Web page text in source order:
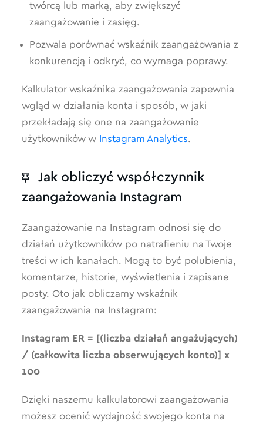
twórcą lub marką, aby zwiększyć
zaangażowanie i zasięg.
Pozwala porównać wskaźnik zaangażowania z
konkurencją i odkryć, co wymaga poprawy.
Kalkulator wskaźnika zaangażowania zapewnia
wgląd w działania konta i sposób, w jaki
przekładają się one na zaangażowanie
użytkowników w Instagram Analytics.
Jak obliczyć współczynnik
zaangażowania Instagram
Zaangażowanie na Instagram odnosi się do
działań użytkowników po natrafieniu na Twoje
treści w ich kanałach. Mogą to być polubienia,
komentarze, historie, wyświetlenia i zapisane
posty. Oto jak obliczamy wskaźnik
zaangażowania na Instagram:
Instagram ER = [(liczba działań angażujących)
/ (całkowita liczba obserwujących konto)] x
100
Dzięki naszemu kalkulatorowi zaangażowania
możesz ocenić wydajność swojego konta na